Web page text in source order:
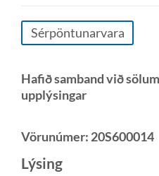
Sérpöntunarvara
Hafið samband við
upplýsingar
Vörunúmer: 20S600014
Lýsing